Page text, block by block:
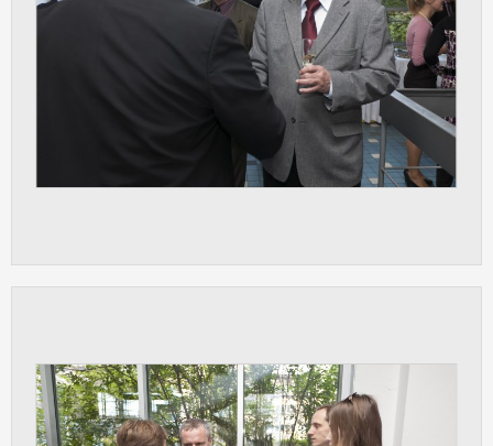
Slouží pro získávání anonymizovaných
statistických údajů, které nám pomáhají
vylepšovat naše aplikace. Zpravidla jde o
cookies systémů třetích stran, které k
správných nabídek a cílení obsahu podle
Vašich preferencí. Zpravidla jde o
pomáhají.
OSTATNÍ